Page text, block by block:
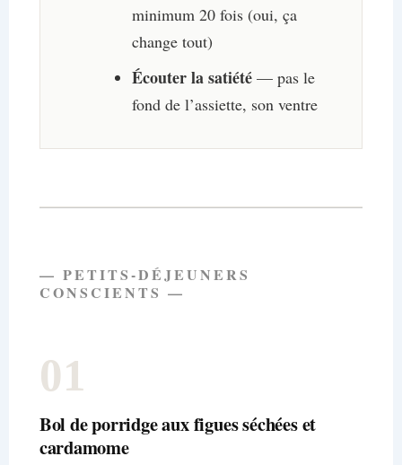
minimum 20 fois (oui, ça
change tout)
Écouter la satiété— pas le
fond de l’assiette, son ventre
— PETITS-DÉJEUNERS
CONSCIENTS —
01
Bol de porridge aux figues séchées et
cardamome